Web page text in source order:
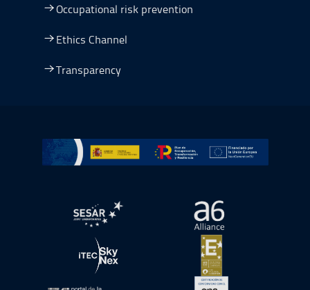
Occupational risk prevention
Ethics Channel
Transparency
Go to Plan de Recuperación, Transformación y
Open in a new window.Open in a new
Open in a new window.Open in a new